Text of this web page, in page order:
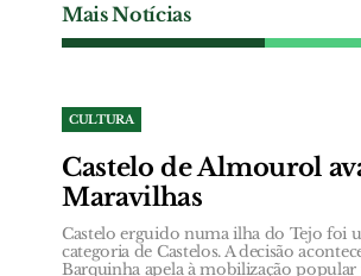
Mais Notícias
CULTURA
Castelo de Almourol
Maravilhas
Castelo erguido numa ilha do Tejo foi
categoria de Castelos. A decisão
Barquinha apela à mobilização